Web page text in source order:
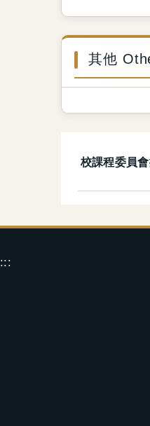
其他
校課程委員
:::